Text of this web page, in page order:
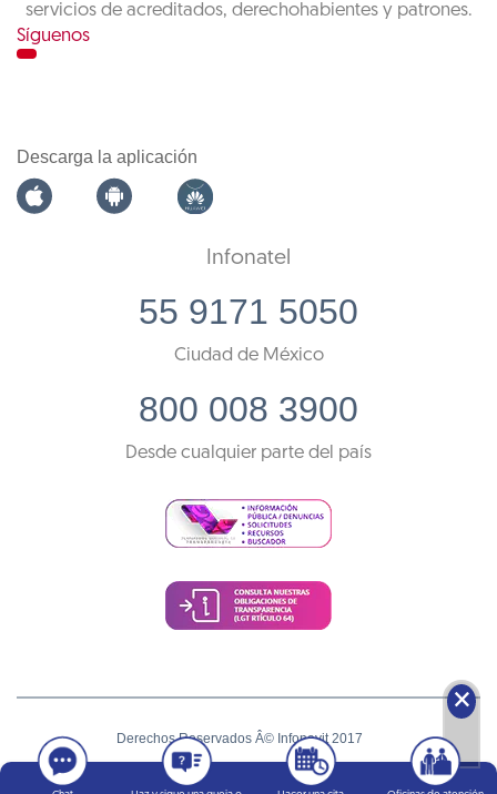
servicios de acreditados, derechohabientes y patrones.
Síguenos
Descarga la aplicación
Infonatel
55 9171 5050
Ciudad de México
800 008 3900
Desde cualquier parte del país
Derechos Reservados Â© Infonavit 2017
Términos y condiciones
🗙